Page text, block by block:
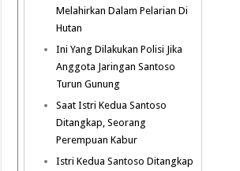
Melahirkan Dalam Pelarian Di
Hutan
Ini Yang Dilakukan Polisi Jika
Anggota Jaringan Santoso
Turun Gunung
Saat Istri Kedua Santoso
Ditangkap, Seorang
Perempuan Kabur
Istri Kedua Santoso Ditangkap